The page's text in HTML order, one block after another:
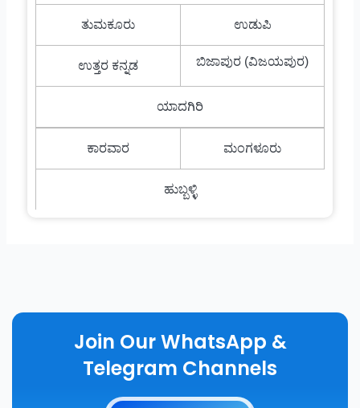
ತುಮಕೂರು ಉಡುಪಿ
ಉತ್ತರ ಕನ್ನಡ ಬಿಜಾಪುರ (ವಿಜಯಪುರ)
ಯಾದಗಿರಿ
ಕಾರವಾರ ಮಂಗಳೂರು
ಹುಬ್ಬಳ್ಳಿ
Join Our WhatsApp &
Telegram Channels